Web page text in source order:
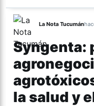
La Nota Tucumán
Syngenta:
la salud y